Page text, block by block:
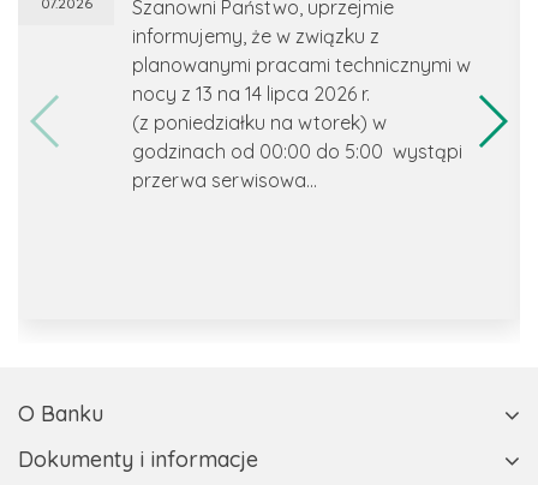
Szanowni Państwo, uprzejmie
informujemy, że w związku z
planowanymi pracami technicznymi w
nocy z 13 na 14 lipca 2026 r.
(z poniedziałku na wtorek) w
godzinach od 00:00 do 5:00 wystąpi
przerwa serwisowa...
O Banku
Dokumenty i informacje